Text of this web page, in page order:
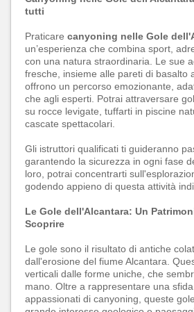
tutti
Praticare canyoning nelle Gole
un’esperienza che combina sport,
con una natura straordinaria. Le sue
fresche, insieme alle pareti di basalto
offrono un percorso emozionante,
che agli esperti. Potrai attraversare
su rocce levigate, tuffarti in piscine
cascate spettacolari.
Gli istruttori qualificati ti guideranno
garantendo la sicurezza in ogni fase
loro, potrai concentrarti
godendo appieno di questa attività
Le Gole dell'Alcantara: Un
Scoprire
Le gole sono il risultato di antiche
dall'erosione del fiume Alcantara.
verticali dalle forme uniche, che
mano. Oltre a rappresentare una
appassionati di canyoning, queste